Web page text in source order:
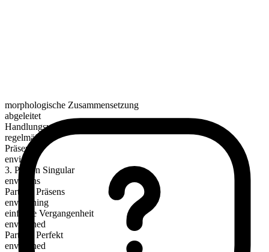
morphologische Zusammensetzung
abgeleitet
Handlungsverb
regelmäßig
Präsens
envision
3. Person Singular
envisions
Partizip Präsens
envisioning
einfache Vergangenheit
envisioned
Partizip Perfekt
envisioned